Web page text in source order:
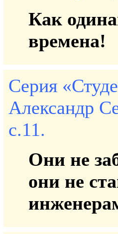
Как
времена!
Серия
Александр
с.11.
Они не
они не